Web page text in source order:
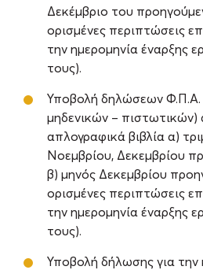
Δεκέμβριο του
ορισμένες περιπτώσεις
την ημερομηνία έναρξης
τους).
Υποβολή δηλώσεων Φ.Π.Α.
μηδενικών – πιστωτικών)
απλογραφικά βιβλία α)
Νοεμβρίου, Δεκεμβρίου
β) μηνός Δεκεμβρίου
ορισμένες περιπτώσεις
την ημερομηνία έναρξης
τους).
Υποβολή δήλωσης για την